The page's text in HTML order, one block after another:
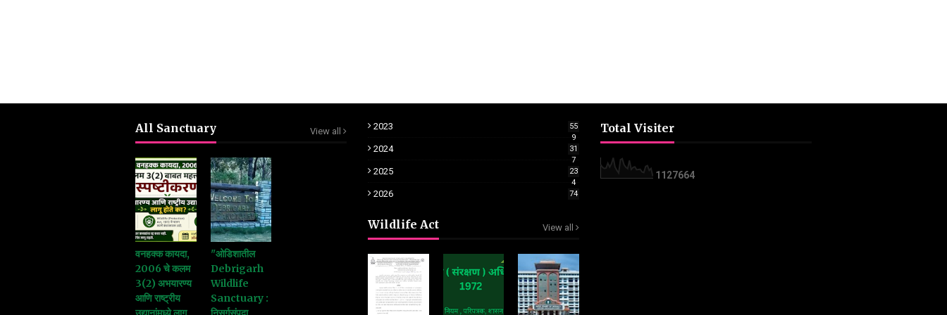
All Sanctuary View all
वनहक्क कायदा,
2006 चे कलम
3(2) अभयारण्य
आणि राष्ट्रीय
"ओडिशातील
Debrigarh
Wildlife
Sanctuary :
2023
55
9
2024
31
7
2025
23
4
2026 74
Wildlife Act View all
Total Visiter
1 1 27664